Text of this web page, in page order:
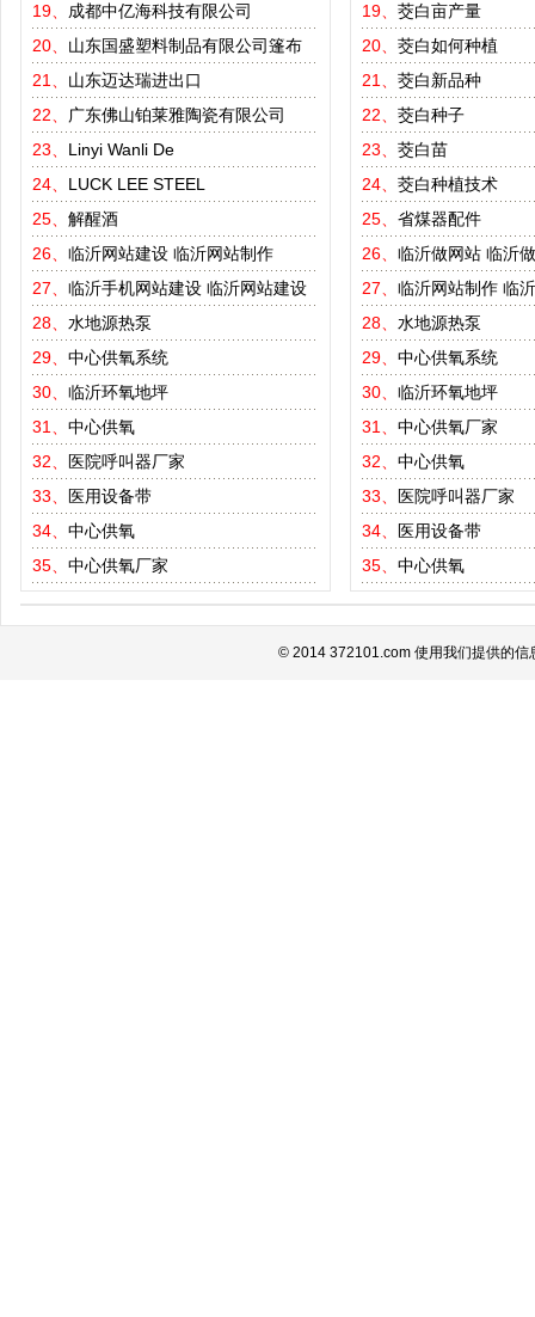
19、 成都中亿海科技有限公司
20、 山东国盛塑料制品有限公司篷布
21、 山东迈达瑞进出口
22、
广东佛山铂莱雅陶瓷有限公司
23、 Linyi Wanli De
24、 LUCK LEE STEEL
25、 解醒酒
26、 临沂网站建设 临沂网站制作
27、 临沂手机网站建设 临沂网站建设
28、 水地源热泵
29、 中心供氧系统
30、 临沂环氧地坪
31、 中心供氧
32、
医院呼叫器厂家
33、
医用设备带
34、 中心供氧
35、 中心供氧厂家
19、 茭白亩产量
20、 茭白如何种植
21、 茭白新品种
22、 茭白种子
23、 茭白苗
24、 茭白种植技术
25、 省煤器配件
26、 临沂做网站 临沂
27、 临沂网站制作 临
28、 水地源热泵
29、 中心供氧系统
30、 临沂环氧地坪
31、 中心供氧厂家
32、 中心供氧
33、
医院呼叫器厂家
34、
医用设备带
35、 中心供氧
© 2014 372101.com 使用我们提供的信